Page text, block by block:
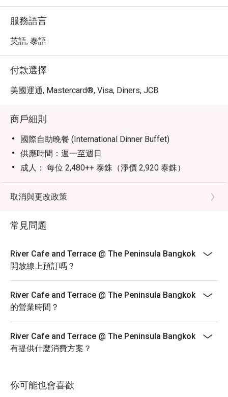
服務語言
英語, 泰語
付款選擇
美國運通, Mastercard®, Visa, Diners, JCB
商戶細則
國際自助晚餐 (International Dinner Buffet)
供應時間：週一至週日
成人： 每位 2,480++ 泰銖（淨價 2,920 泰銖）
兒童 (6-11 歲)： 每位 1,240++ 泰銖（淨價 1,460 泰
銖）
冰鎮海鮮： 花蟹、青口貝、虎蝦、生蠔、壽司及生魚
每日燒烤： 戰斧牛排、大頭蝦、菲力牛排。
現切餐台： 戰斧牛排、煙燻豬肩肉、楓糖醃燻火腿。
每日輪換菜色： 威靈頓鮭魚、鹽烤安達曼鱸魚、冷盤與
起司、素食料理及各式甜點、冰淇淋。
特定日期供應。自助餐不包含飲用水或其他飲料。
條款與細則
費，除非特別註明。
取消與更改政策
常見問題
River Cafe and Terrace @ The Peninsula Bangkok
開放線上預訂嗎？
River Cafe and Terrace @ The Peninsula Bangkok
的營業時間？
River Cafe and Terrace @ The Peninsula Bangkok
有提供什麼消費方案？
你可能也會喜歡